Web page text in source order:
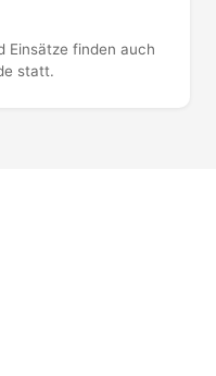
Einsätze finden auch
statt.